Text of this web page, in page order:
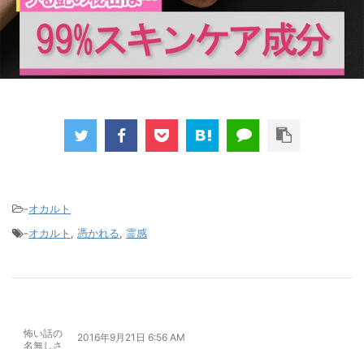
-オカルト
-オカルト , 憑かれる, 霊感
怖い話の
名無しさ
2016年9月21日 6:56 AM